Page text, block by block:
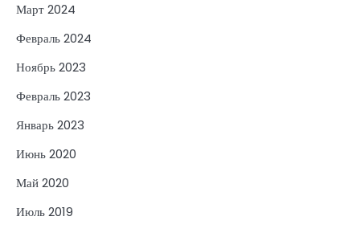
Март 2024
Февраль 2024
Ноябрь 2023
Февраль 2023
Январь 2023
Июнь 2020
Май 2020
Июль 2019